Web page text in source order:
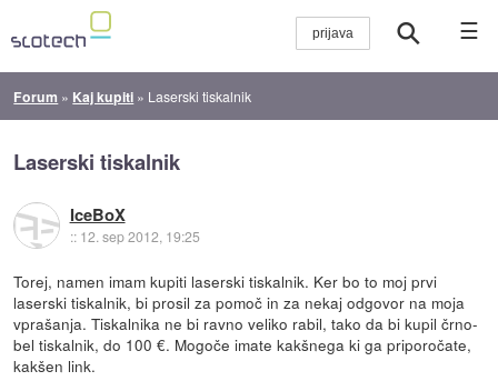
☰
Forum » Kaj kupiti » Laserski tiskalnik
Laserski tiskalnik
IceBoX
:: 12. sep 2012, 19:25
Torej, namen imam kupiti laserski tiskalnik. Ker bo to moj prvi
laserski tiskalnik, bi prosil za pomoč in za nekaj odgovor na moja
vprašanja. Tiskalnika ne bi ravno veliko rabil, tako da bi kupil črno-
bel tiskalnik, do 100 €. Mogoče imate kakšnega ki ga priporočate,
kakšen link.